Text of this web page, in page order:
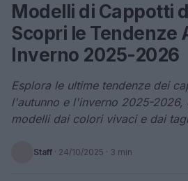
Modelli di Cappotti
Scopri le Tendenze
Inverno 2025-2026
Esplora le ultime tendenze dei
l'autunno e l'inverno 2025-2026,
modelli dai colori vivaci e dai
Staff · 24/10/2025 · 3 min